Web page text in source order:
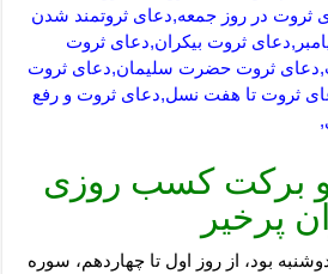
ثروت در روز جمعه,دعای ثروتمند شدن
پیامبر,دعای ثروت بیکران,دعای ثروت
ثروت حضرت سلیمان,دعای ثروت
ثروت تا هفت نسل,دعای ثروت و رفع
و برکت کسب روزی
پرخیر
بود، از روز اول تا چهاردهم، سوره